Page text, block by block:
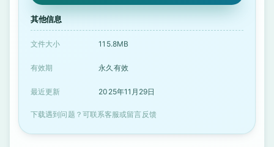
其他信息
文件大小 115.8MB
有效期 永久有效
最近更新 2025年11月29日
下载遇到问题？可联系客服或留言反馈